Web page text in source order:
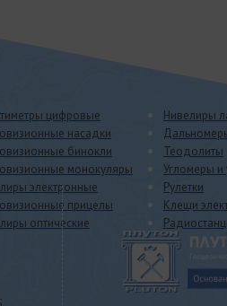
цифровые
насадки
бинокли
монокуляры
электронные
прицелы
оптические
Нивелиры
Теодолиты
Угломеры
Рулетки
Клещи